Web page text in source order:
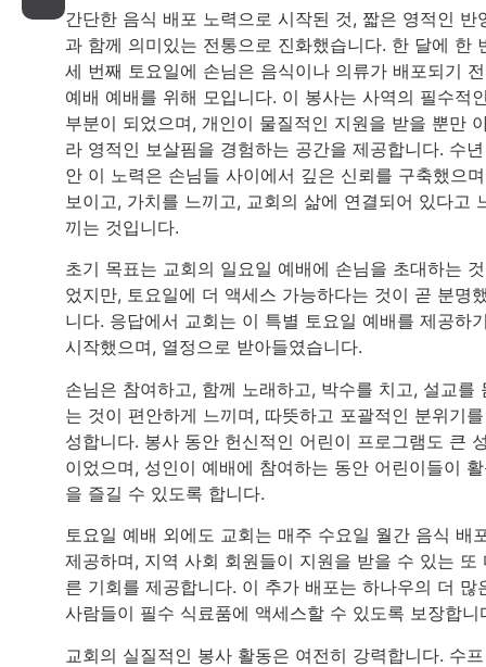
간단한 음식 배포 노력으로 시작된 것, 짧은 영적인 반
과 함께 의미있는 전통으로 진화했습니다. 한 달에 한
세 번째 토요일에 손님은 음식이나 의류가 배포되기
예배 예배를 위해 모입니다. 이 봉사는 사역의 필수적
부분이 되었으며, 개인이 물질적인 지원을 받을 뿐만
라 영적인 보살핌을 경험하는 공간을 제공합니다. 수
안 이 노력은 손님들 사이에서 깊은 신뢰를 구축했으
보이고, 가치를 느끼고, 교회의 삶에 연결되어 있다고
끼는 것입니다.
초기 목표는 교회의 일요일 예배에 손님을 초대하는
었지만, 토요일에 더 액세스 가능하다는 것이 곧 분명
니다. 응답에서 교회는 이 특별 토요일 예배를 제공하
시작했으며, 열정으로 받아들였습니다.
손님은 참여하고, 함께 노래하고, 박수를 치고, 설교를
는 것이 편안하게 느끼며, 따뜻하고 포괄적인 분위기
성합니다. 봉사 동안 헌신적인 어린이 프로그램도 큰
이었으며, 성인이 예배에 참여하는 동안 어린이들이
을 즐길 수 있도록 합니다.
토요일 예배 외에도 교회는 매주 수요일 월간 음식 배
제공하며, 지역 사회 회원들이 지원을 받을 수 있는 또
른 기회를 제공합니다. 이 추가 배포는 하나우의 더 많
사람들이 필수 식료품에 액세스할 수 있도록 보장합니
교회의 실질적인 봉사 활동은 여전히 강력합니다. 수